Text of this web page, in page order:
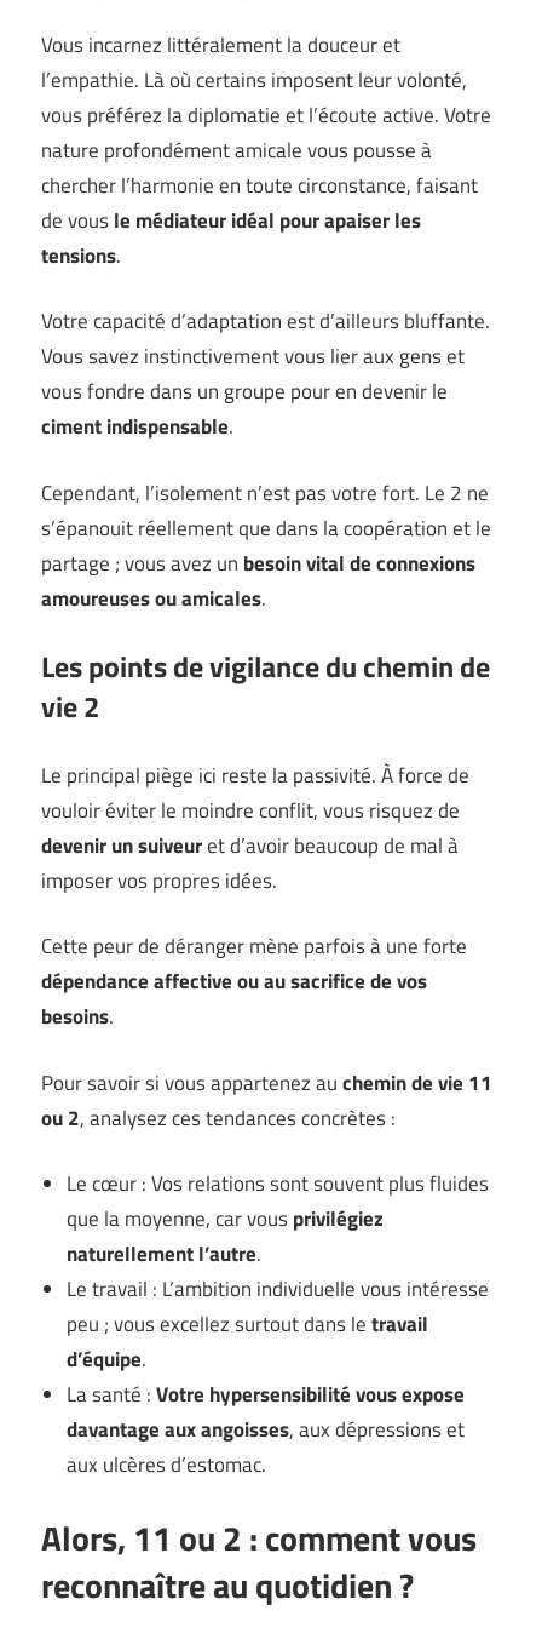
Vous incarnez littéralement la douceur et
l’empathie. Là où certains imposent leur volonté,
vous préférez la diplomatie et l’écoute active. Votre
nature profondément amicale vous pousse à
chercher l’harmonie en toute circonstance, faisant
de vousle médiateur idéal pour apaiser les
tensions.
Votre capacité d’adaptation est d’ailleurs bluffante.
Vous savez instinctivement vous lier aux gens et
vous fondre dans un groupe pour en devenir le
ciment indispensable.
Cependant, l’isolement n’est pas votre fort. Le 2 ne
s’épanouit réellement que dans la coopération et le
partage ; vous avez un besoin vital de connexions
amoureuses ou amicales.
Les points de vigilance du chemin de
vie 2
Le principal piège ici reste la passivité. À force de
vouloir éviter le moindre conflit, vous risquez de
devenir un suiveuret d’avoir beaucoup de mal à
imposer vos propres idées.
Cette peur de déranger mène parfois à une forte
dépendance affective ou au sacrifice de vos
besoins.
Pour savoir si vous appartenez auchemin de vie 11
ou 2, analysez ces tendances concrètes :
Le cœur : Vos relations sont souvent plus fluides
que la moyenne, car vousprivilégiez
naturellement l’autre.
Le travail : L’ambition individuelle vous intéresse
peu ; vous excellez surtout dans letravail
d’équipe.
La santé :Votre hypersensibilité vous expose
davantage aux angoisses, aux dépressions et
aux ulcères d’estomac.
Alors, 11 ou 2 : comment vous
reconnaître au quotidien ?